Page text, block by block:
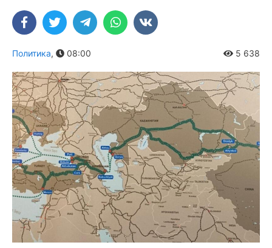
Политика, 08:00 5 638